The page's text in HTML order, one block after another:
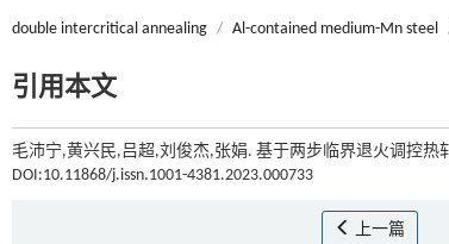
double intercritical annealing / Al-contained medium-Mn steel
引用本文
毛沛宁,黄兴民,吕超,刘俊杰,张娟. 基于两步临界退火调控热
DOI:10.11868/j.issn.1001-4381.2023.000733
上一篇